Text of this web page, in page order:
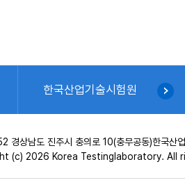
한국산업기술시험원
경상남도 진주시 충의로 10(충무공동)한국산
(c) 2026 Korea Testinglaboratory. All